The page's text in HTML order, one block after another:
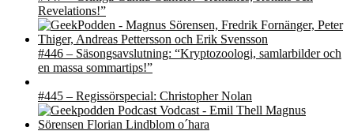
Revelations!”
#446 – Säsongsavslutning: “Kryptozoologi, samlarbilder och
en massa sommartips!”
#445 – Regissörspecial: Christopher Nolan